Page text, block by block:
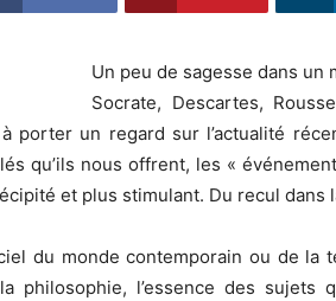
Un peu de sagesse dans un
Socrate, Descartes,
porter un regard sur l’actualité
qu’ils nous offrent, les «
et plus stimulant. Du recul dans
du monde contemporain ou de la
philosophie, l’essence des sujets